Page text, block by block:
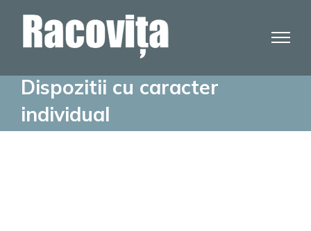
Dispozitii cu caracter
individual